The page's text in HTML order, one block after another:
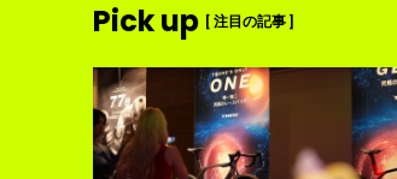
Pick up [ 注目の記事 ]